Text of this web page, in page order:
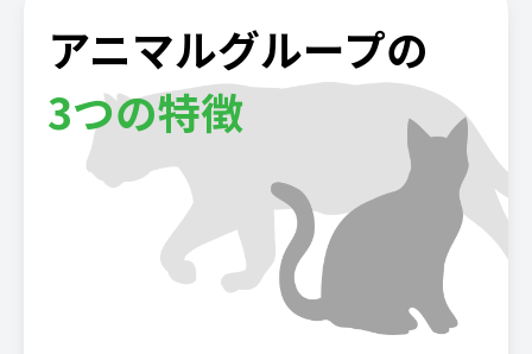
アニマルグループの
3つの特徴